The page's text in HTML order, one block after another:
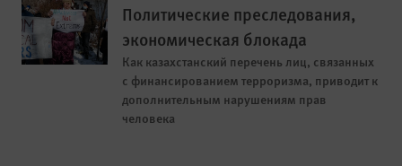
Политические преследования,
экономическая блокада
Как казахстанский перечень лиц, связанных
с финансированием терроризма, приводит к
дополнительным нарушениям прав
человека